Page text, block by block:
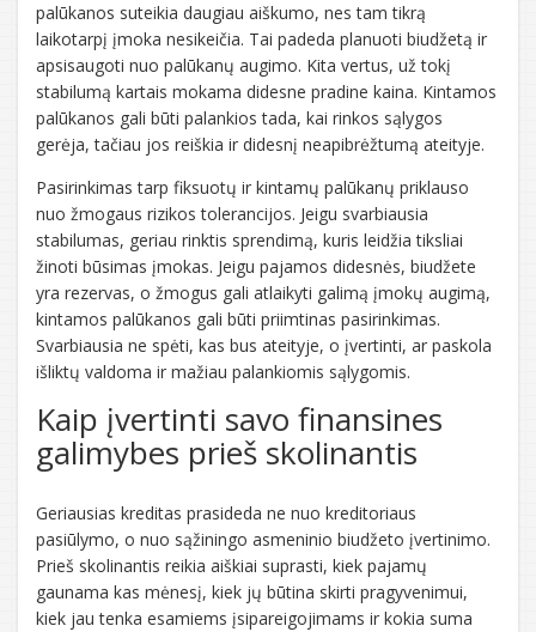
palūkanos suteikia daugiau aiškumo, nes tam tikrą
laikotarpį įmoka nesikeičia. Tai padeda planuoti biudžetą ir
apsisaugoti nuo palūkanų augimo. Kita vertus, už tokį
stabilumą kartais mokama didesne pradine kaina. Kintamos
palūkanos gali būti palankios tada, kai rinkos sąlygos
gerėja, tačiau jos reiškia ir didesnį neapibrėžtumą ateityje.
Pasirinkimas tarp fiksuotų ir kintamų palūkanų priklauso
nuo žmogaus rizikos tolerancijos. Jeigu svarbiausia
stabilumas, geriau rinktis sprendimą, kuris leidžia tiksliai
žinoti būsimas įmokas. Jeigu pajamos didesnės, biudžete
yra rezervas, o žmogus gali atlaikyti galimą įmokų augimą,
kintamos palūkanos gali būti priimtinas pasirinkimas.
Svarbiausia ne spėti, kas bus ateityje, o įvertinti, ar paskola
išliktų valdoma ir mažiau palankiomis sąlygomis.
Kaip įvertinti savo finansines
galimybes prieš skolinantis
Geriausias kreditas prasideda ne nuo kreditoriaus
pasiūlymo, o nuo sąžiningo asmeninio biudžeto įvertinimo.
Prieš skolinantis reikia aiškiai suprasti, kiek pajamų
gaunama kas mėnesį, kiek jų būtina skirti pragyvenimui,
kiek jau tenka esamiems įsipareigojimams ir kokia suma